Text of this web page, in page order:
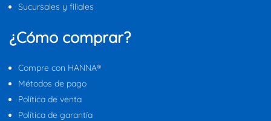
Sucursales y filiales
¿Cómo comprar?
Compre con HANNA®
Métodos de pago
Política de venta
Política de garantía